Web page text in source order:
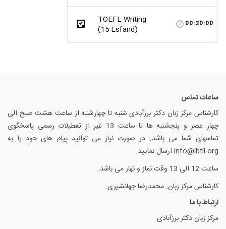
TOEFL Writing
(15 Esfand)
00:30:00
ساعات تماس
کارشناس مرکز زبان دکتر برزآبادی شنبه تا چهارشنبه از ساعت هشت صبح الی
چهار عصر و پنجشنبه ها تا ساعت 13 غیر از تعطیلات رسمی پاسخگوی
تماسهای شما می باشد. در صورت نیاز می توانید پیام های خود را به
info@ibtil.org ارسال نمایید.
ساعت 12 الی 13 وقت نماز و نهار می باشد.
کارشناس مرکز زبان: محمدرضا جهانشیری
ارتباط با ما
مرکز زبان دکتر برزآبادی